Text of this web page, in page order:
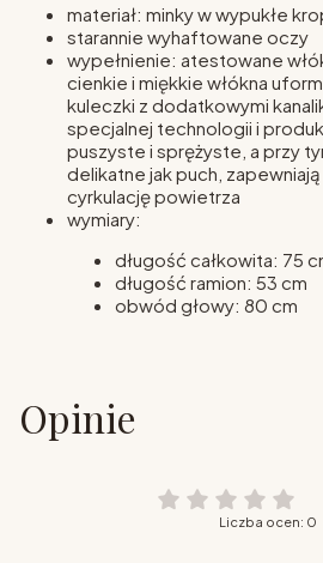
materiał: minky w wypukłe
starannie wyhaftowane oczy
wypełnienie: atestowane
cienkie i miękkie włókna
kuleczki z dodatkowymi
specjalnej technologii i
puszyste i sprężyste, a przy
delikatne jak puch,
cyrkulację powietrza
wymiary:
długość całkowita: 75
długość ramion: 53 cm
obwód głowy: 80 cm
Opinie
Liczba ocen: 0